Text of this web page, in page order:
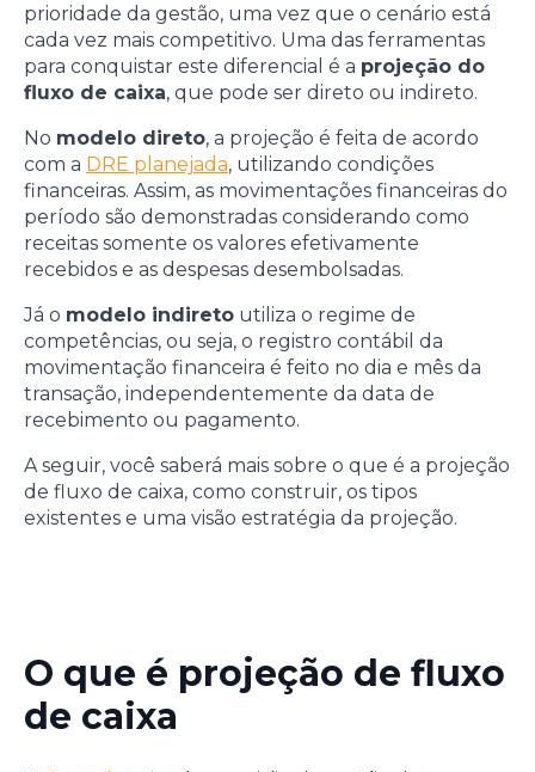
prioridade da gestão, uma vez que o cenário está
cada vez mais competitivo. Uma das ferramentas
para conquistar este diferencial é a projeção do
fluxo de caixa, que pode ser direto ou indireto.
No modelo direto, a projeção é feita de acordo
com a DRE planejada, utilizando condições
financeiras. Assim, as movimentações financeiras do
período são demonstradas considerando como
receitas somente os valores efetivamente
recebidos e as despesas desembolsadas.
Já o modelo indireto utiliza o regime de
competências, ou seja, o registro contábil da
movimentação financeira é feito no dia e mês da
transação, independentemente da data de
recebimento ou pagamento.
A seguir, você saberá mais sobre o que é a projeção
de fluxo de caixa, como construir, os tipos
existentes e uma visão estratégia da projeção.
O que é projeção de fluxo
de caixa